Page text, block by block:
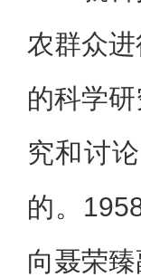
农群众
的科学
究和讨
的。
向聂荣